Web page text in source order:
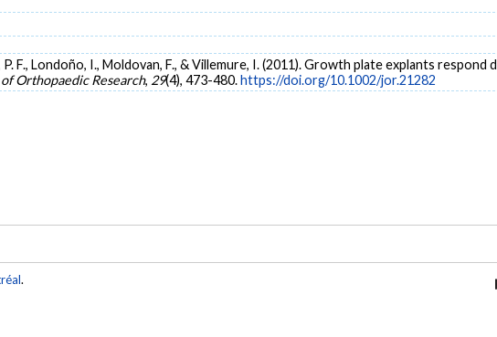
P. F., Londoño, I., Moldovan, F., & Villemure, I. (2011). Growth plate explants
Orthopaedic Research, 29(4), 473-480.https://doi.org/10.1002/jor.21282
.